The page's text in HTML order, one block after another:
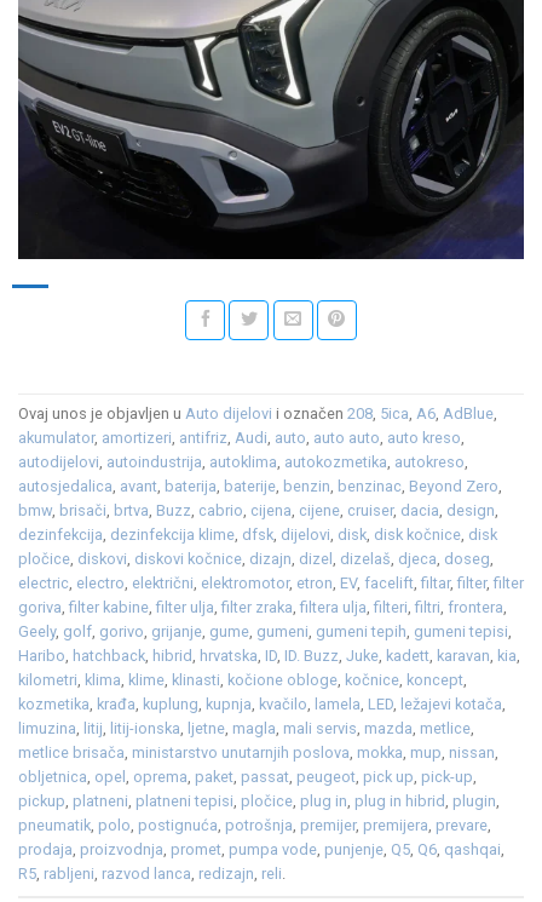
Ovaj unos je objavljen u Auto dijelovi i označen 208, 5ica, A6, AdBlue,
akumulator, amortizeri, antifriz, Audi, auto, auto auto, auto kreso,
autodijelovi, autoindustrija, autoklima, autokozmetika, autokreso,
autosjedalica, avant, baterija, baterije, benzin, benzinac, Beyond Zero,
bmw, brisači, brtva, Buzz, cabrio, cijena, cijene, cruiser, dacia, design,
dezinfekcija, dezinfekcija klime, dfsk, dijelovi, disk, disk kočnice, disk
pločice, diskovi, diskovi kočnice, dizajn, dizel , dizelaš, djeca, doseg,
electric, electro, električni, elektromotor, etron, EV, facelift,filtar,filter,filter
goriva,filter kabine,filter ulja,filter zraka,filtera ulja,filteri,filtri, frontera,
Geely, golf, gorivo, grijanje, gume, gumeni, gumeni tepih, gumeni tepisi,
Haribo, hatchback, hibrid, hrvatska, ID, ID. Buzz, Juke, kadett, karavan, kia,
kilometri, klima, klime, klinasti, kočione obloge, kočnice, koncept,
kozmetika, krađa, kuplung, kupnja, kvačilo, lamela, LED, ležajevi kotača,
limuzina, litij, litij-ionska, ljetne, magla, mali servis, mazda, metlice,
metlice brisača, ministarstvo unutarnjih poslova, mokka, mup, nissan,
obljetnica, opel , oprema, paket, passat, peugeot, pick up, pick-up,
pickup, platneni, platneni tepisi, pločice, plug in, plug in hibrid, plugin,
pneumatik, polo, postignuća, potrošnja, premijer, premijera, prevare,
prodaja, proizvodnja, promet, pumpa vode, punjenje, Q5, Q6, qashqai,
R5, rabljeni, razvod lanca, redizajn, reli.